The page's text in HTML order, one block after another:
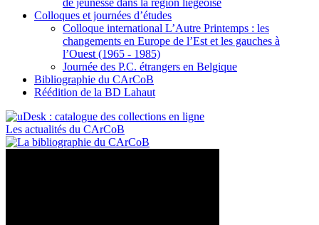
de jeunesse dans la région liégeoise
Colloques et journées d’études
Colloque international L’Autre Printemps : les
changements en Europe de l’Est et les gauches à
l’Ouest (1965 - 1985)
Journée des P.C. étrangers en Belgique
Bibliographie du CArCoB
Réédition de la BD Lahaut
Les actualités du CArCoB